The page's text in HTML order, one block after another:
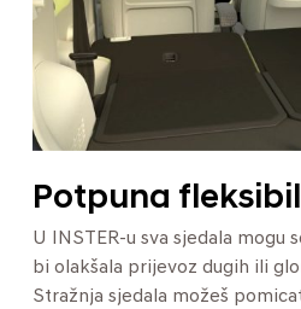
Potpuna
U INSTER-u sva sjedala mogu
bi olakšala prijevoz dugih ili
Stražnja sjedala možeš